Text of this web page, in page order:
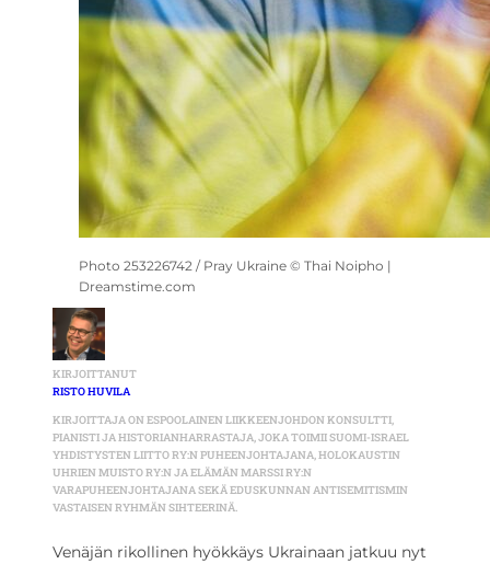
Photo 253226742 / Pray Ukraine © Thai Noipho |
Dreamstime.com
KIRJOITTANUT
RISTO HUVILA
KIRJOITTAJA ON ESPOOLAINEN LIIKKEENJOHDON KONSULTTI,
PIANISTI JA HISTORIANHARRASTAJA, JOKA TOIMII SUOMI-ISRAEL
YHDISTYSTEN LIITTO RY:N PUHEENJOHTAJANA, HOLOKAUSTIN
UHRIEN MUISTO RY:N JA ELÄMÄN MARSSI RY:N
VARAPUHEENJOHTAJANA SEKÄ EDUSKUNNAN ANTISEMITISMIN
VASTAISEN RYHMÄN SIHTEERINÄ.
Venäjän rikollinen hyökkäys Ukrainaan jatkuu nyt